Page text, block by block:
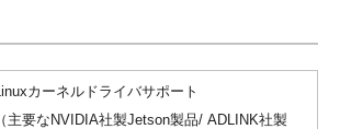
Linuxカーネルドライバサポート
（主要なNVIDIA社製Jetson製品/ ADLINK社製